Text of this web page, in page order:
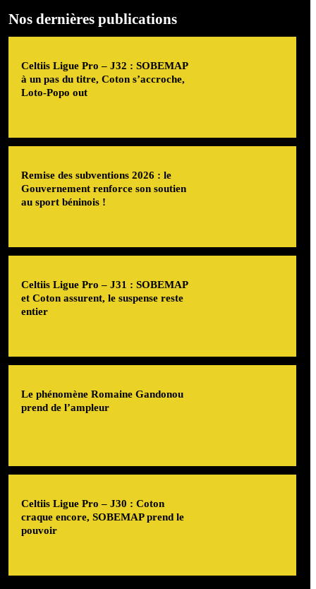
Nos dernières publications
Celtiis Ligue Pro – J32 : SOBEMAP
à un pas du titre, Coton s’accroche,
Loto-Popo out
Remise des subventions 2026 : le
Gouvernement renforce son soutien
au sport béninois !
Celtiis Ligue Pro – J31 : SOBEMAP
et Coton assurent, le suspense reste
entier
Le phénomène Romaine Gandonou
prend de l’ampleur
Celtiis Ligue Pro – J30 : Coton
craque encore, SOBEMAP prend le
pouvoir